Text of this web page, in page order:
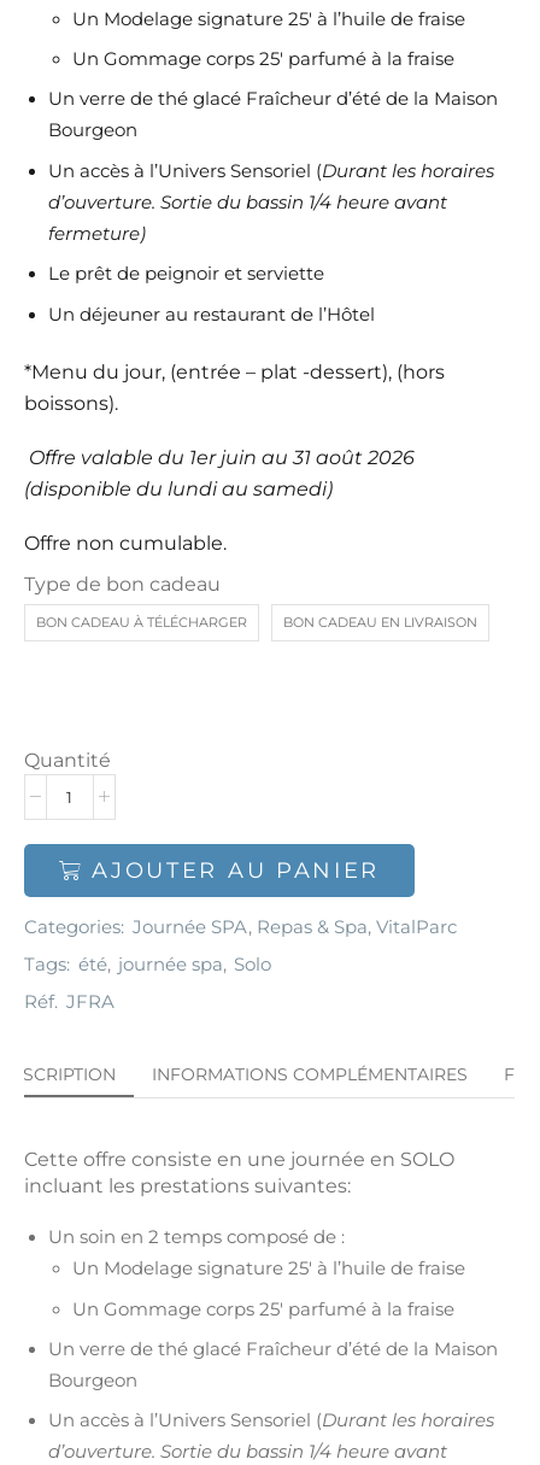
Un Modelage signature 25′ à l’huile de fraise
Un Gommage corps 25′ parfumé à la fraise
Un verre de thé glacé Fraîcheur d’été de la Maison
Bourgeon
Un accès à l’Univers Sensoriel (Durant les horaires
d’ouverture. Sortie du bassin 1/4 heure avant
fermeture)
Le prêt de peignoir et serviette
Un déjeuner au restaurant de l’Hôtel
*Menu du jour, (entrée – plat -dessert), (hors
boissons).
Offre valable du 1er juin au 31 août 2026
(disponible du lundi au samedi)
Offre non cumulable.
Type de bon cadeau
BON CADEAU À TÉLÉCHARGER BON CADEAU EN LIVRAISON
Quantité
AJOUTER AU PANIER
Categories: Journée SPA, Repas & Spa, VitalParc
Tags: été, journée spa, Solo
Réf. JFRA
INFORMATIONS COMPLÉMENTAIRES FAQ
Cette offre consiste en une journée en SOLO
incluant les prestations suivantes:
Un soin en 2 temps composé de :
Un Modelage signature 25′ à l’huile de fraise
Un Gommage corps 25′ parfumé à la fraise
Un verre de thé glacé Fraîcheur d’été de la Maison
Bourgeon
Un accès à l’Univers Sensoriel (Durant les horaires
d’ouverture. Sortie du bassin 1/4 heure avant